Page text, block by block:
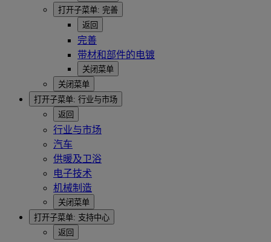
打开子菜单: 完善
返回
完善
带材和部件的电镀
关闭菜单
关闭菜单
打开子菜单: 行业与市场
返回
行业与市场
汽车
供暖及卫浴
电子技术
机械制造
关闭菜单
打开子菜单: 支持中心
返回